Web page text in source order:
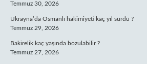
Temmuz 30, 2026
Ukrayna’da Osmanlı hakimiyeti kaç yıl sürdü ?
Temmuz 29, 2026
Bakirelik kaç yaşında bozulabilir ?
Temmuz 27, 2026